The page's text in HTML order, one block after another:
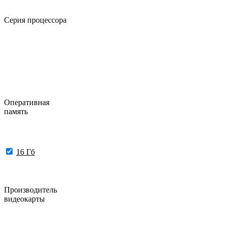
Серия процессора
Оперативная
память
16 Гб
Производитель
видеокарты